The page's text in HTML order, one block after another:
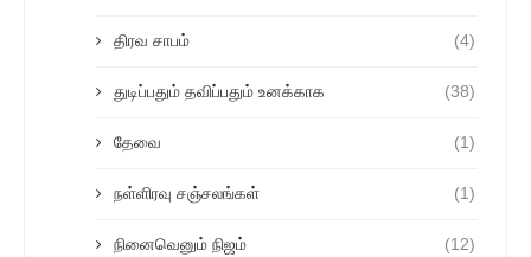
திரவ சாபம் (4)
துடிப்பதும் தவிப்பதும் உனக்காக (38)
தேவை (1)
நள்ளிரவு சஞ்சலங்கள் (1)
நினைவெனும் நிஜம் (12)